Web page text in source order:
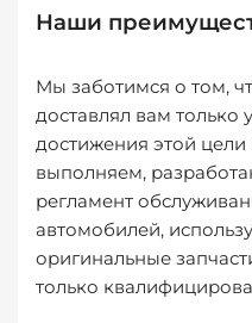
Наши
Мы заботимся о том,
доставлял вам только
достижения этой
выполняем,
регламент
автомобилей,
оригинальные
только